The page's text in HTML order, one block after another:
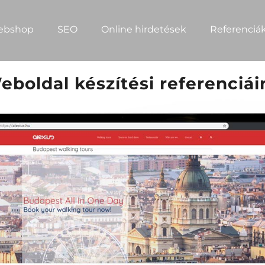
SEO Online hirdetések
készítési